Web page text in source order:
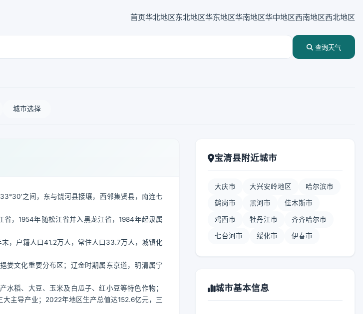
首页华北地区东北地区华东地区华南地区华中地区西南地区西北地区
查询天气
城市选择
之间，东与饶河县接壤，西邻集贤县，南连七
省，1954年随松江省并入黑龙江省，1984年起隶属
，户籍人口41.2万人，常住人口33.7万人，城镇化
娄文化重要分布区；辽金时期属东京道，明清属宁
稻、大豆、玉米及白瓜子、红小豆等特色作物；
主导产业；2022年地区生产总值达152.6亿元，三
宝清县附近城市
大庆市 大兴安岭地区 哈尔滨市
鹤岗市 黑河市 佳木斯市
鸡西市 牡丹江市 齐齐哈尔市
七台河市 绥化市 伊春市
城市基本信息